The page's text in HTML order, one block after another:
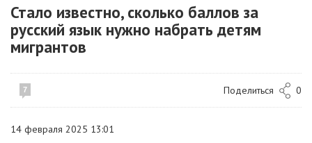
Стало известно, сколько баллов за
русский язык нужно набрать детям
мигрантов
7 Поделиться 0
14 февраля 2025 13:01